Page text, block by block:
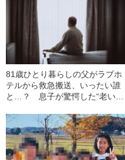
81歳ひとり暮らしの父がラブホ
テルから救急搬送、いったい誰
と…？ 息子が驚愕した“老いた